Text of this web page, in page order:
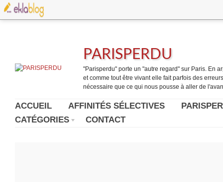
PARISPERDU
"Parisperdu" porte un "autre regard" sur Paris. En
et comme tout être vivant elle fait parfois des
nécessaire que ce qui nous pousse à aller de
ACCUEIL AFFINITÉS SÉLECTIVES
CATÉGORIES
CONTACT